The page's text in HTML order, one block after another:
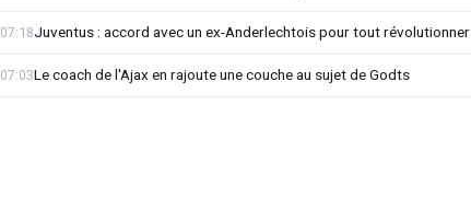
Juventus : accord avec un ex-Anderlechtois pour tout révolutionner
07:18
Le coach de l'Ajax en rajoute une couche au sujet de Godts
07:03